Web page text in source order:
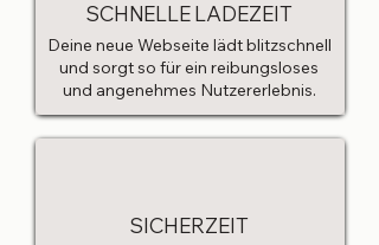
SCHNELLE LADEZEIT
Deine neue Webseite lädt blitzschnell
und sorgt so für ein reibungsloses
und angenehmes Nutzererlebnis.
SICHERZEIT